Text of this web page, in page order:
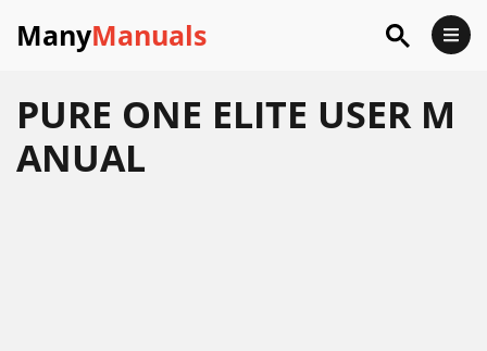
ManyManuals
PURE ONE ELITE USER M
ANUAL